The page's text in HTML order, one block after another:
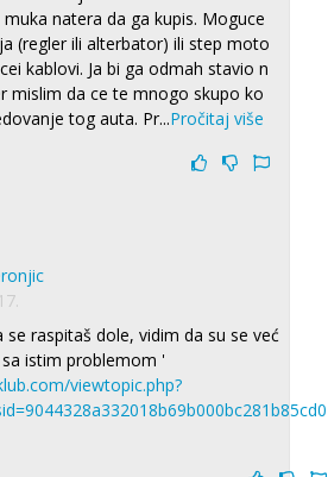
natera da ga kupis. Moguce
(regler ili alterbator) ili step moto
kablovi. Ja bi ga odmah stavio n
mislim da ce te mnogo skupo ko
tog auta. Pr...Pročitaj više
se raspitaš dole, vidim da su se već
istim problemom '
viewtopic.php?